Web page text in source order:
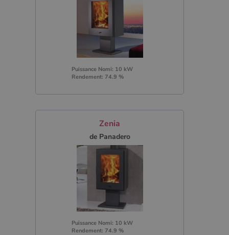
Puissance Nomi: 10 kW
Rendement: 74.9 %
Zenia
de Panadero
Puissance Nomi: 10 kW
Rendement: 74.9 %